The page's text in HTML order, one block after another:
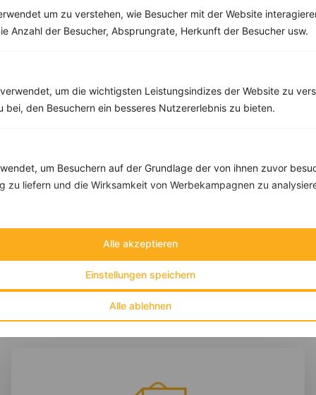
um zu verstehen, wie Besucher mit der Website
Anzahl der Besucher, Absprungrate, Herkunft der Besucher usw.
um die wichtigsten Leistungsindizes der Website zu
bei, den Besuchern ein besseres Nutzererlebnis zu bieten.
um Besuchern auf der Grundlage der von ihnen zuvor
zu liefern und die Wirksamkeit von Werbekampagnen zu
Alle ablehnen
Einstellungen speichern
Alle akzeptieren
Kohlehydrate:52 g
Rezepte mit 500 bis 600 kcal
Rezepte
Bohnensalat mit Feta
Kalorien:586 kcal